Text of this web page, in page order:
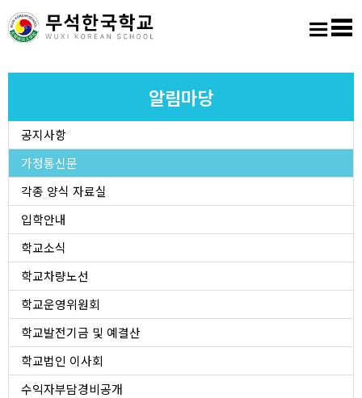
홈로그인회원가입사이트맵
교육마당
알림마당
학생활동
진학진로
학교도서실
유치원
알림마당
공지사항
가정통신문
각종 양식 자료실
입학안내
학교소식
학교차량노선
학교운영위원회
학교발전기금 및 예결산
학교법인 이사회
수익자부담경비공개